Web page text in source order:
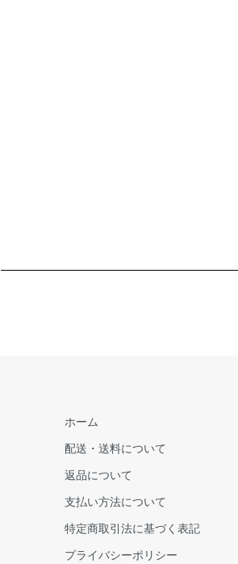
ホーム
配送・送料について
返品について
支払い方法について
特定商取引法に基づく表記
プライバシーポリシー